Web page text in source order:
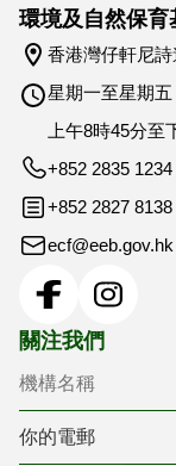
環境及自然保
香港灣仔軒尼
星期一至星期五
上午8時45分
+852 2835 1234
+852 2827 8138
ecf@eeb.gov.hk
關注我們
機構名稱
你的電郵